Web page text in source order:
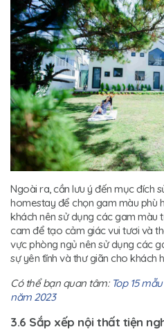
Ngoài ra, cần lưu ý đến mục đích
homestay để chọn gam màu phù
khách nên sử dụng các gam màu
cam để tạo cảm giác vui tươi và
vực phòng ngủ nên sử dụng các
sự yên tĩnh và thư giãn cho khách
Có thể bạn quan tâm: Top 15
năm 2023
3.6 Sắp xếp nội thất tiện